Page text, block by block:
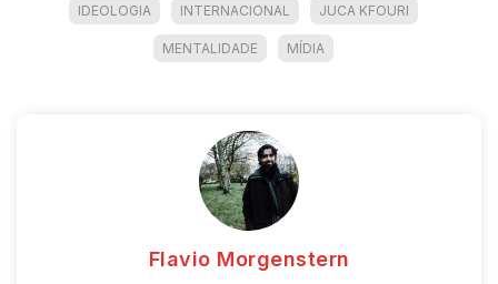
IDEOLOGIA INTERNACIONAL JUCA KFOURI
MENTALIDADE MÍDIA
Flavio Morgenstern